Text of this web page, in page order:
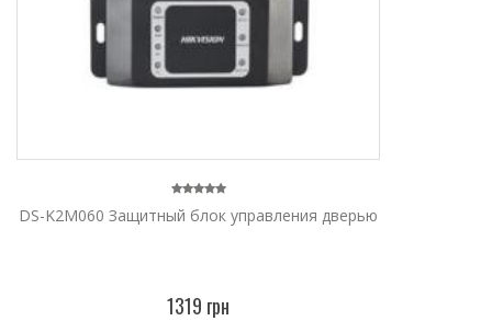
DS-K2M060 Защитный блок управления дверью
1319 грн